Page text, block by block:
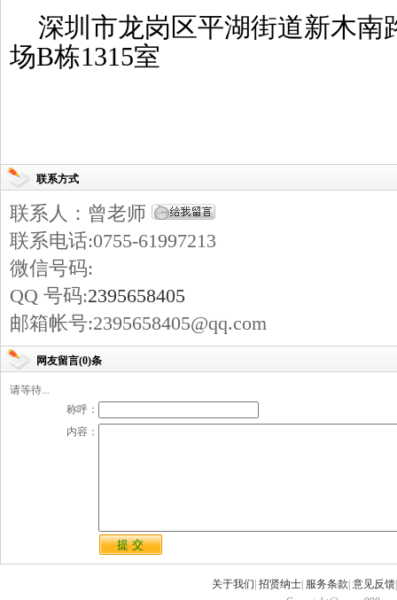
深圳市龙岗区平湖街道新木南
场B栋1315室
联系方式
联系人：曾老师
联系电话:0755-61997213
微信号码:
QQ 号码:2395658405
邮箱帐号:2395658405@qq.com
网友留言(0)条
请等待...
称呼：
内容：
关于我们 招贤纳士 服务条款 意见反馈